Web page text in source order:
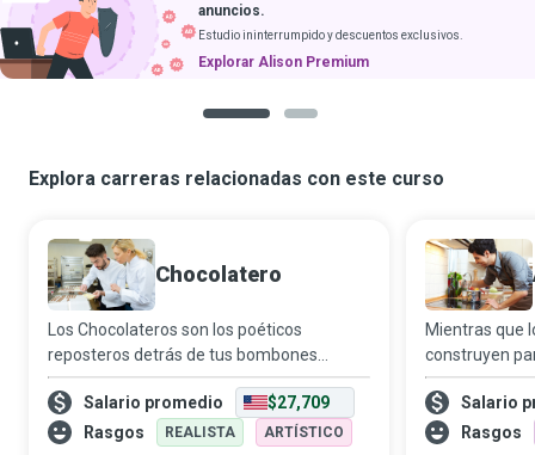
anuncios.
Estudio ininterrumpido y descuentos exclusivos.
Explorar Alison Premium
Explora carreras relacionadas con este curso
Chocolatero
Los Chocolateros son los poéticos
reposteros detrás de tus bombones
rellenos favoritos, trufas artesanales,
chocolate amargo gourmet, deliciosos
fudges y pasteles de boda cubiertos con
Salario promedio
$27,709
Rasgos
REALISTA ARTÍSTICO
Mientras que
construyen
habilidades y
casa las que
casa
Salario
Rasgos